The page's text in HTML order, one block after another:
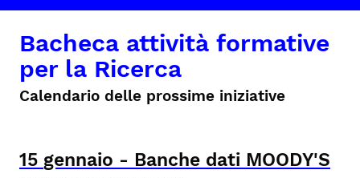
Bacheca attività formative
per la Ricerca
Calendario delle prossime iniziative
15 gennaio - Banche dati MOODY'S